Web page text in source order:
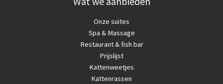
Onze suites
Spa & Massage
Restaurant & fish bar
Prijslijst
Kattenweetjes
Kattenrassen